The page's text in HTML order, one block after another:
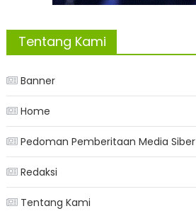
Tentang Kami
Banner
Home
Pedoman Pemberitaan Media Siber
Redaksi
Tentang Kami